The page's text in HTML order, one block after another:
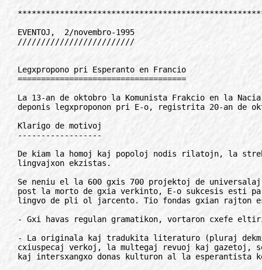
EVENTOJ,  2/novembro-1995
/////////////////////////
Legxpropono pri Esperanto en Francio
====================================
La 13-an de oktobro la Komunista Frakcio en la Nacia
deponis legxproponon pri E-o, registrita 20-an de
Klarigo de motivoj
------------------
De kiam la homoj kaj popoloj nodis rilatojn, la
lingvajxon ekzistas.
Se neniu el la 600 gxis 700 projektoj de
post la morto de gxia verkinto, E-o sukcesis esti
lingvo de pli ol jarcento. Tio fondas gxian rajton
- Gxi havas regulan gramatikon, vortaron cxefe
- La originala kaj tradukita literaturo (pluraj
cxiuspecaj verkoj, la multegaj revuoj kaj gazetoj,
kaj intersxangxo donas kulturon al la esperantista